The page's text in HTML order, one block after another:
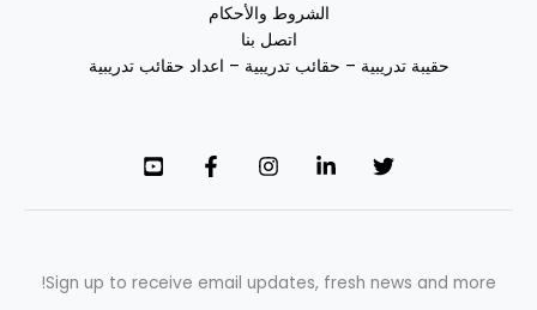
الشروط والأحكام
اتصل بنا
حقيبة تدريبية – حقائب تدريبية – اعداد حقائب تدريبية
Sign up to receive email updates, fresh news and more!